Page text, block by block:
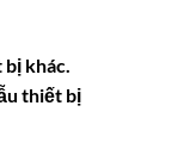
khác.
thiết bị